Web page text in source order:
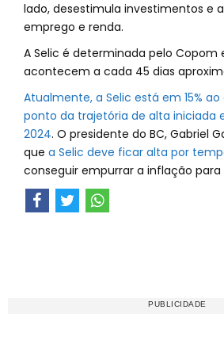
lado, desestimula investimentos e
emprego e renda.
A Selic é determinada pelo Copom
acontecem a cada 45 dias
Atualmente, a Selic está em 15%
ponto da trajetória de alta iniciada
2024. O presidente do BC, Gabriel
que a Selic deve ficar alta por
conseguir empurrar a inflação